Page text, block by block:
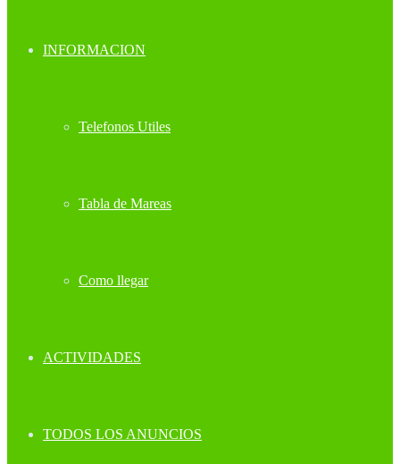
INFORMACION
Telefonos Utiles
Tabla de Mareas
Como llegar
ACTIVIDADES
TODOS LOS ANUNCIOS